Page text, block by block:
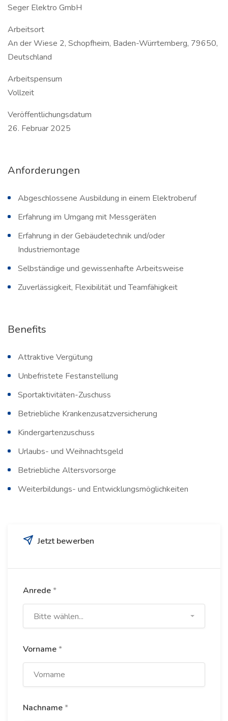
Seger Elektro GmbH
Arbeitsort
An der Wiese 2, Schopfheim, Baden-Würrtemberg, 79650,
Deutschland
Arbeitspensum
Vollzeit
Veröffentlichungsdatum
26. Februar 2025
Anforderungen
Abgeschlossene Ausbildung in einem Elektroberuf
Erfahrung im Umgang mit Messgeräten
Erfahrung in der Gebäudetechnik und/oder
Industriemontage
Selbständige und gewissenhafte Arbeitsweise
Zuverlässigkeit, Flexibilität und Teamfähigkeit
Benefits
Attraktive Vergütung
Unbefristete Festanstellung
Sportaktivitäten-Zuschuss
Betriebliche Krankenzusatzversicherung
Kindergartenzuschuss
Urlaubs- und Weihnachtsgeld
Betriebliche Altersvorsorge
Weiterbildungs- und Entwicklungsmöglichkeiten
Jetzt bewerben
Anrede*
Bitte wählen...
Vorname*
Nachname*